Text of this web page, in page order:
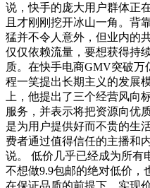
说，快手的庞大用户群体正
且才刚刚挖开冰山一角。背
猛并不令人意外，但业内的
仅仅依赖流量，要想获得持
质。在快手电商GMV突破万
程一笑提出长期主义的发展
上，他提出了三个经营风
服务，并表示将把资源向优
是为用户提供好而不贵的生
费者通过值得信任的主播和
说。 低价几乎已经成为所有
不想做9.9包邮的绝对低价，
在保证品质的前提下，实现